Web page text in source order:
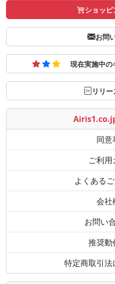
ショッピ
お問
現在実施中の
リリ
同意
ご利用
よくある
会社
お問い
推奨動
特定商取引